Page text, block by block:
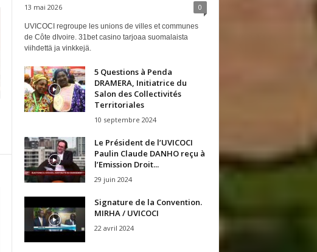
13 mai 2026 0
UVICOCI regroupe les unions de villes et communes
de Côte dIvoire. 31bet casino tarjoaa suomalaista
viihdettä ja vinkkejä.
5 Questions à Penda
DRAMERA, Initiatrice du
Salon des Collectivités
Territoriales
10 septembre 2024
Le Président de l’UVICOCI
Paulin Claude DANHO reçu à
l’Emission Droit...
29 juin 2024
Signature de la Convention.
MIRHA / UVICOCI
22 avril 2024